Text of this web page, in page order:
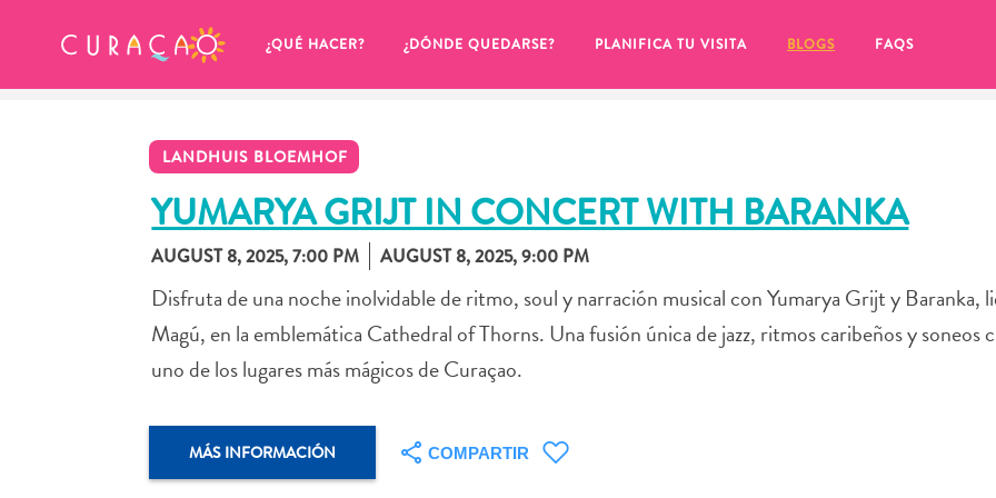
¿QUÉ HACER? ¿DÓNDE QUEDARSE? PLANIFICA TU VISITA BLOGS FAQS
LANDHUIS BLOEMHOF
YUMARYA GRIJT IN CONCERT WITH BARANKA
AUGUST 8, 2025, 7:00 PM AUGUST 8, 2025, 9:00 PM
Disfruta de una noche inolvidable de ritmo, soul y narración musical con Yumarya Grijt y Baranka,
Magú, en la emblemática Cathedral of Thorns. Una fusión única de jazz, ritmos caribeños y soneos
uno de los lugares más mágicos de Curaçao.
MÁS INFORMACIÓN COMPARTIR
MIS FAVORITOS
ningún lugar favorito aún.
Cuando quiera guardar algo para más tarde, asegúrese de hacer clic en el